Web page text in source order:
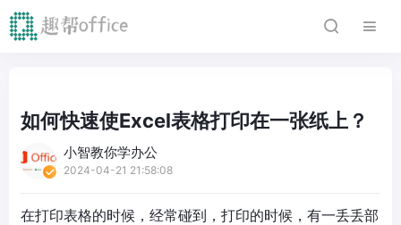
如何快速使Excel表格打印在一张纸上？
小智教你学办公
2024-04-21 21:58:08
在打印表格的时候，经常碰到，打印的时候，有一丢丢部